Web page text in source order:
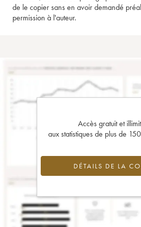
de le copier sans en avoir demandé
permission à l'auteur.
Accès gratuit et
aux statistiques de plus de
DÉTAILS DE LA